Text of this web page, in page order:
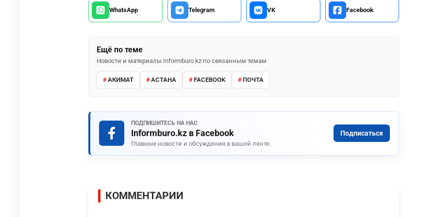
WhatsApp Telegram VK Facebook
Ещё по теме
Новости и материалы Informburo.kz по связанным темам
АКИМАТ АСТАНА FACEBOOK ПОЧТА
ПОДПИШИТЕСЬ НА НАС
Informburo.kz в Facebook
Главные новости и обсуждения в вашей ленте.
Подписаться
КОММЕНТАРИИ